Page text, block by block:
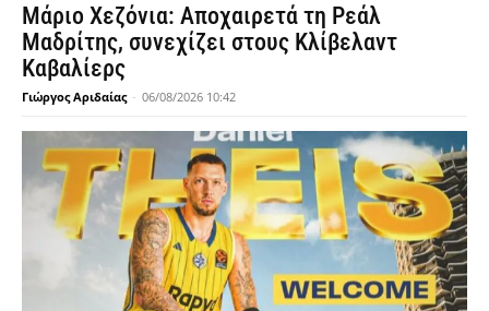
Μάριο Χεζόνια: Αποχαιρετά τη Ρεάλ
Μαδρίτης, συνεχίζει στους Κλίβελαντ
Καβαλίερς
Γιώργος Αριδαίας - 06/08/2026 10:42